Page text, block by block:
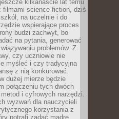
kilkanaście lat temu
filmami science fiction, dziś
na uczelnie i do
wspierające proces
budzi zachwyt, bo
na pytania, generować
problemów. Z
czy uczniowie nie
myśleć i czy tradycyjna
z nią konkurować.
dużej mierze będzie
połączeniu tych dwóch
i cyfrowych narzędzi.
wyzwań dla nauczycieli
korzystania z
potrafi zadać mądre